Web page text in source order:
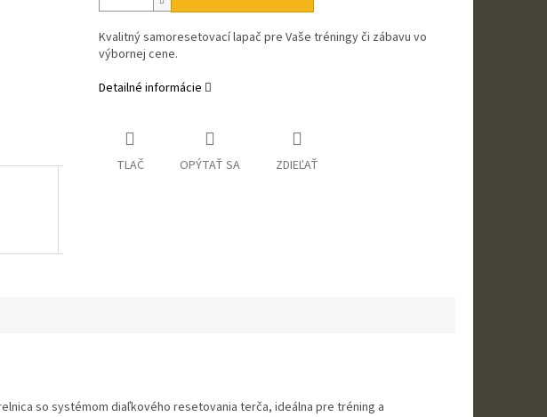
Kvalitný samoresetovací lapač pre Vaše tréningy či zábavu vo
výbornej cene.
Detailné informácie
TLAČ OPÝTAŤ SA ZDIEĽAŤ
so systémom diaľkového resetovania terča, ideálna pre tréning a